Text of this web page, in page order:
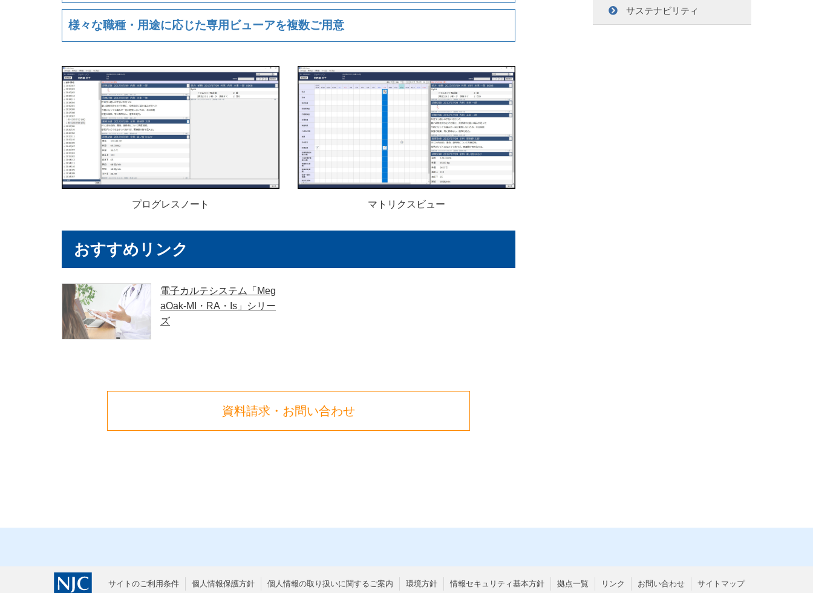
様々な職種・用途に応じた専用ビューアを複数ご用意
プログレスノート マトリクスビュー
おすすめリンク
電子カルテシステム「Meg
aOak-MI・RA・Is」シリー
ズ
資料請求・お問い合わせ
サステナビリティ
サイトのご利用条件 個人情報保護方針 個人情報の取り扱いに関するご案内 環境方針 情報セキュリティ基本方針 拠点一覧 リンク お問い合わせ サイトマップ